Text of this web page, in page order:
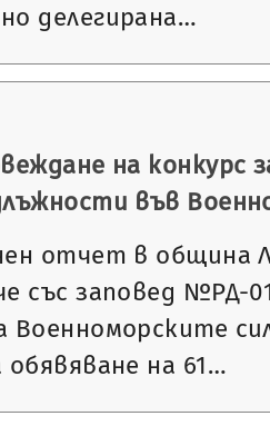
делегирана…
на конкурс
във
отчет в община
със заповед №РД-
Военноморските
обявяване на 61…